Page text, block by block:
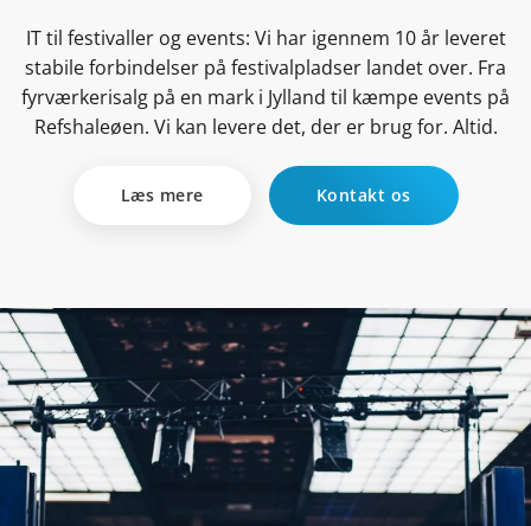
IT til festivaller og events: Vi har igennem 10 år leveret
stabile forbindelser på festivalpladser landet over. Fra
fyrværkerisalg på en mark i Jylland til kæmpe events på
Refshaleøen. Vi kan levere det, der er brug for. Altid.
Læs mere Kontakt os